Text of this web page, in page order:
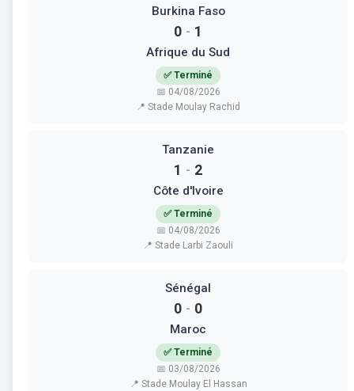
Burkina Faso
0 - 1
Afrique du Sud
✅ Terminé
📅 04/08/2026
📍 Stade Moulay Rachid
Tanzanie
1 - 2
Côte d'Ivoire
✅ Terminé
📅 04/08/2026
📍 Stade Larbi Zaouli
Sénégal
0 - 0
Maroc
✅ Terminé
📅 03/08/2026
📍 Stade Moulay El Hassan